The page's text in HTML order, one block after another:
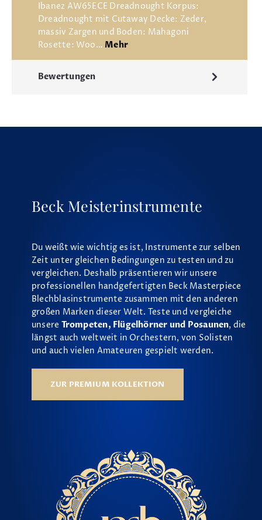
Ibanez AW65ECE Dreadnought Korpus:
Dreadnought mit Cutaway Decke: Zeder,
massiv Zargen und Boden: Mahagoni
Rosette: Woo… Mehr
Bewertungen
Beck Meisterinstrumente
Du weißt wie wichtig es ist, Instrumente zur selben
Zeit unter gleichen Bedingungen zu testen und zu
vergleichen. Deshalb präsentieren wir unsere
professionellen handgefertigten Beck Masterpiece
Blechblasinstrumente zusammen mit den anderen
großen Marken dieser Welt. Teste und vergleiche
unsere Trompeten, Flügelhörner und Posaunen, die
längst auch weltweit in Orchestern, von Solisten
und auch vielen Amateuren gespielt werden.
ZUR PREMIUM KOLLEKTION